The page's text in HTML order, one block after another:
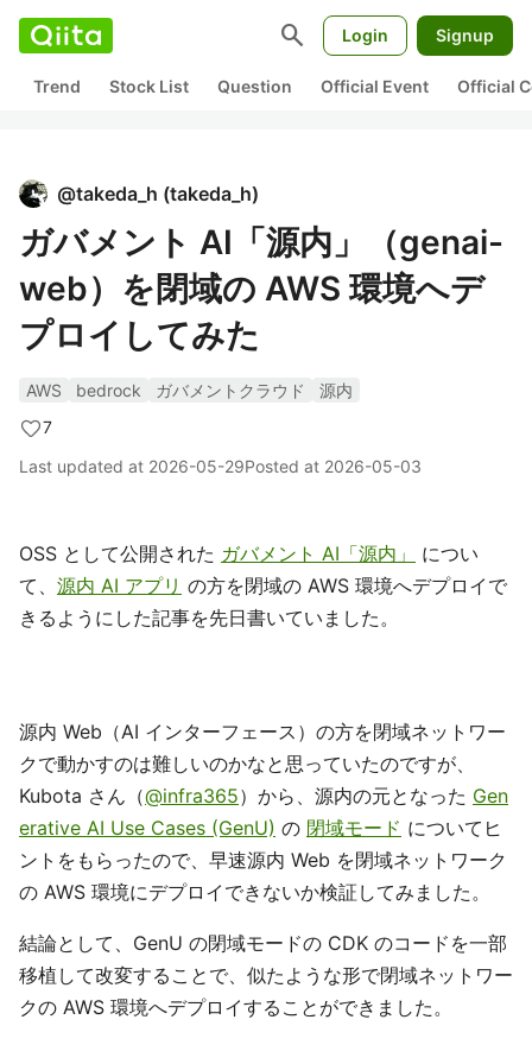
search Login Signup
Trend Stock List Question Official Event Official
@takeda_h (takeda_h)
ガバメント AI「源内」（genai-
web）を閉域の AWS 環境へデ
プロイしてみた
AWS bedrock ガバメントクラウド
源内
7
Last updated at 2026-05-29Posted at 2026-05-03
OSS として公開された ガバメント AI「源内」
につい
て、 源内 AI アプリ の方を閉域の AWS 環境へデプロイで
きるようにした記事を先日書いていました。
源内 Web（AI インターフェース）の方を閉域ネットワー
クで動かすのは難しいのかなと思っていたのですが、
Kubota さん（@infra365）から、源内の元となった Gen
erative AI Use Cases (GenU) の 閉域モード についてヒ
ントをもらったので、早速源内 Web を閉域ネットワーク
の AWS 環境にデプロイできないか検証してみました。
結論として、GenU の閉域モードの CDK のコードを一部
移植して改変することで、似たような形で閉域ネットワー
クの AWS 環境へデプロイすることができました。